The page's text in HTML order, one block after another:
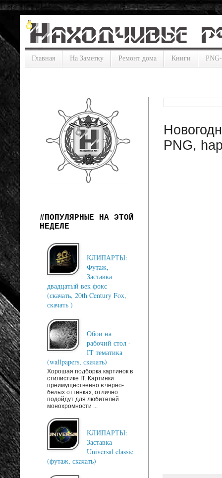
Главная На Заметку Ремонт дома Книги
PNG,
#ПОПУЛЯРНЫЕ НА ЭТОЙ
НЕДЕЛЕ
КЛИПАРТЫ:
Футаж,
Заставка
двадцатый век фокс
(скачать, 20th Century Fox,
скачать )
Обои на
рабочий стол -
IT тематика
(wallpapers, скачать)
Хорошая подборка картинок в
стилистике IT. Картинки
преимущественно в черно-
белых оттенках, отлично
подойдут для любителей
монохромности ...
КЛИПАРТЫ:
Заставка
Universal classic
(футаж, скачать)